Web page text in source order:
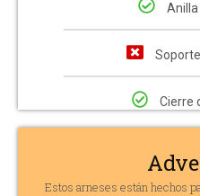
Cierre
Estos arneses están hechos